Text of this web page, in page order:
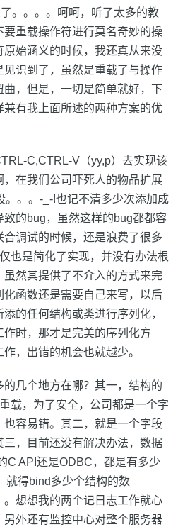
。。。。呵呵，听了太多的教
重载操作符进行莫名奇妙的操
始涵义的时候，我还真从来没
识到了，虽然是重载了与操作
，但是，一切是简单就好，下
有我上面所述的两种方案的优
C,CTRL-V（yy,p）去实现该
在我们公司吓死人的物品扩展
。。。-_-!也记不清多少次添加成
的bug，虽然这样的bug都都容
调试的时候，还是浪费了很多
也是简化了实现，并没有办法根
然其提供了不介入的方式来完
函数还是需要自己来写，以后
的任何结构或类进行序列化，
时，那才是完美的序列化方
，出错的机会也就越少。
几个地方在哪？其一，结构的
载，为了安全，公司都是一个字
容易错。其二，就是一个字段
，目前还没有解决办法，数据
C API还是ODBC，都是有多少
就得bind多少个结构的数
想想我的两个记日志工作就心
外还有监控中心对整个服务器